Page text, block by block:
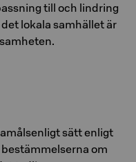
till och lindring
lokala samhället är
sätt enligt
om